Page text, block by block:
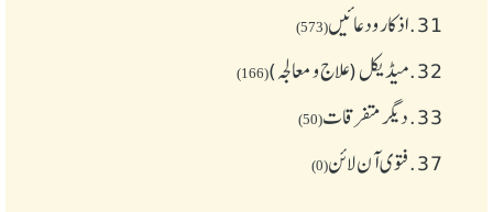
31. اذکار ودعائیں(573)
32. میڈیکل (علاج و معالجہ)(166)
33. دیگر متفرقات(50)
37. فتوی آن لائن(0)